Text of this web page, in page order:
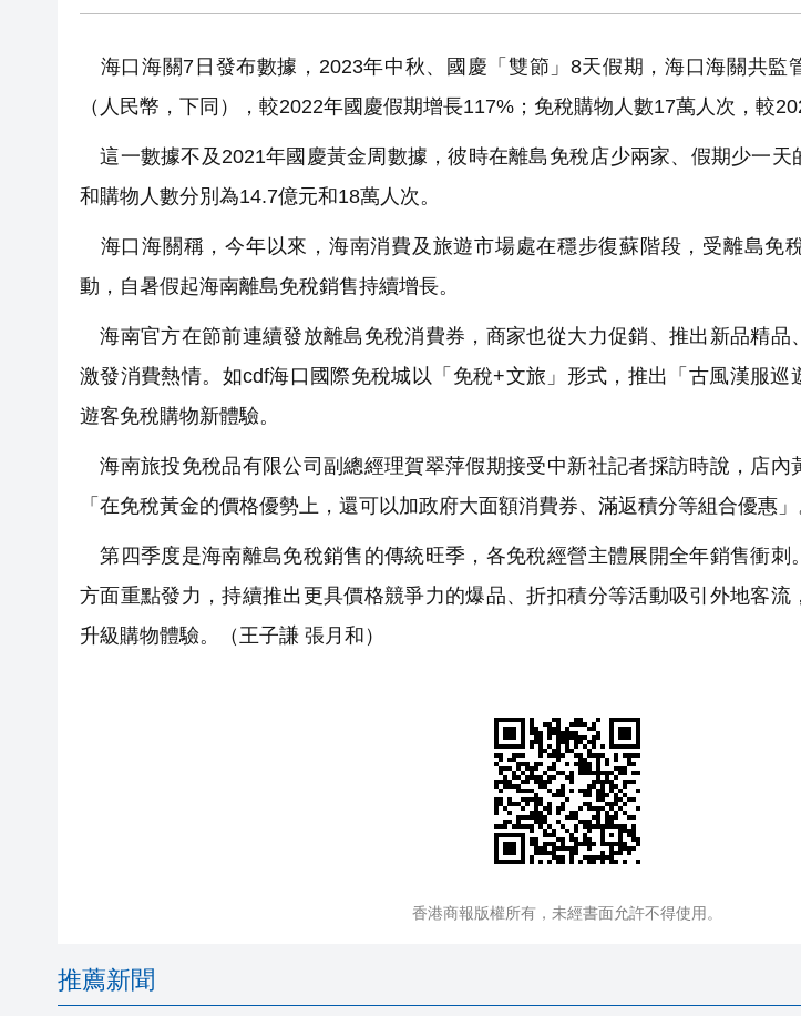
海口海關7日發布數據，2023年中秋、國慶「雙節」8天假期，海口海關共監
（人民幣，下同），較2022年國慶假期增長117%；免稅購物人數17萬人次，較
這一數據不及2021年國慶黃金周數據，彼時在離島免稅店少兩家、假期少一天
和購物人數分別為14.7億元和18萬人次。
海口海關稱，今年以來，海南消費及旅遊市場處在穩步復蘇階段，受離島免
動，自暑假起海南離島免稅銷售持續增長。
海南官方在節前連續發放離島免稅消費券，商家也從大力促銷、推出新品精品
激發消費熱情。如cdf海口國際免稅城以「免稅+文旅」形式，推出「古風漢服巡
遊客免稅購物新體驗。
海南旅投免稅品有限公司副總經理賀翠萍假期接受中新社記者採訪時說，店內
「在免稅黃金的價格優勢上，還可以加政府大面額消費券、滿返積分等組合優惠」
第四季度是海南離島免稅銷售的傳統旺季，各免稅經營主體展開全年銷售衝刺
方面重點發力，持續推出更具價格競爭力的爆品、折扣積分等活動吸引外地客流
升級購物體驗。（王子謙 張月和）
香港商報版權所有，未經書面允許不得使用。
推薦新聞